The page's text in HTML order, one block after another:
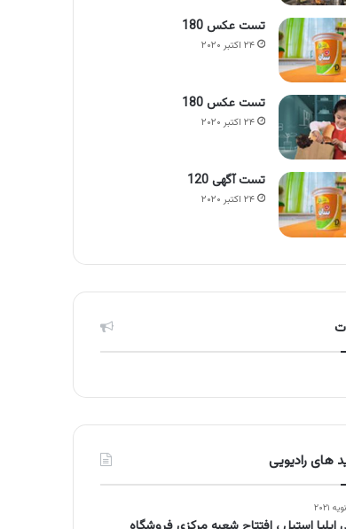
تست عکس 180
۲۴ اکتبر ۲۰۲۰
تست عکس 180
۲۴ اکتبر ۲۰۲۰
تست آگهی 120
۲۴ اکتبر ۲۰۲۰
های رادیویی